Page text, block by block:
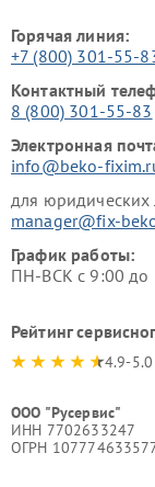
Горячая линия:
+7 (800) 301-55-
Контактный
8 (800) 301-55-83
Электронная
info@beko-
для юридических
manager@fix-
График работы:
ПН-ВСК с 9:00 до
Рейтинг
4.9-5.0
ООО "Русервис"
ИНН 7702633247
ОГРН